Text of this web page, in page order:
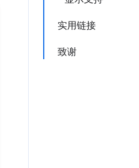
实用链接
致谢